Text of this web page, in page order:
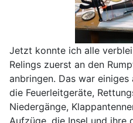
Jetzt konnte ich alle
Relings zuerst an den
anbringen. Das war einiges
die Feuerleitgeräte,
Niedergänge,